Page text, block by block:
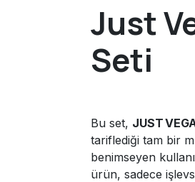
Just
Seti
Bu set, JUST
tariflediği tam bir
benimseyen
ürün, sadece